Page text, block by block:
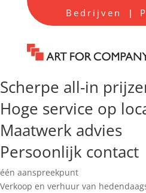
Bedrijven |
Scherpe all-in
Hoge service op
Maatwerk advies
Persoonlijk contact
één aanspreekpunt
Verkoop en verhuur van